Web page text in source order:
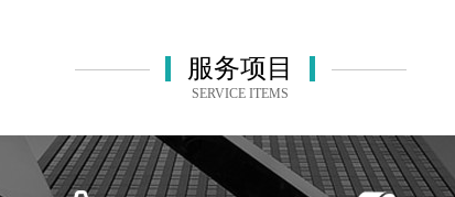
服务项目
SERVICE ITEMS